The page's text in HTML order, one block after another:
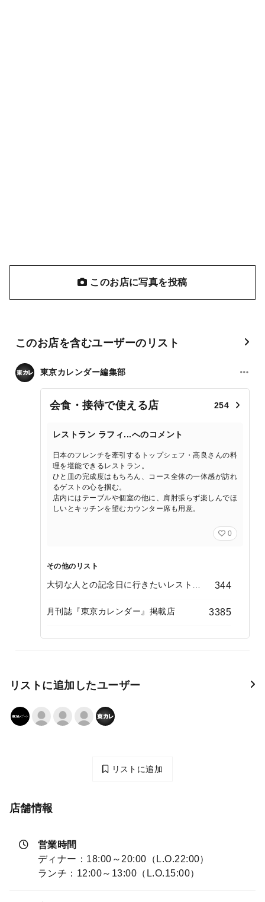
このお店に写真を投稿
このお店を含むユーザーのリスト
東京カレンダー編集部
会食・接待で使える店 254
レストラン ラフィ...へのコメント
日本のフレンチを牽引するトップシェフ・高良さんの料
理を堪能できるレストラン。
ひと皿の完成度はもちろん、コース全体の一体感が訪れ
るゲストの心を掴む。
店内にはテーブルや個室の他に、肩肘張らず楽しんでほ
しいとキッチンを望むカウンター席も用意。
0
その他のリスト
大切な人との記念日に行きたいレストラ
344
月刊誌『東京カレンダー』掲載店 3385
リストに追加したユーザー
リストに追加
店舗情報
営業時間
ディナー：18:00～20:00（L.O.22:00）
ランチ：12:00～13:00（L.O.15:00）